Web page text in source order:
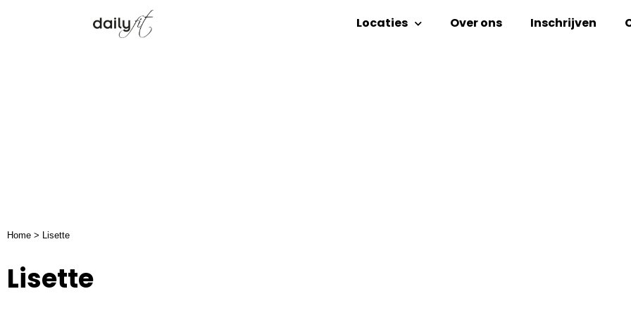
Locaties Over ons Inschrijven
Home > Lisette
Lisette